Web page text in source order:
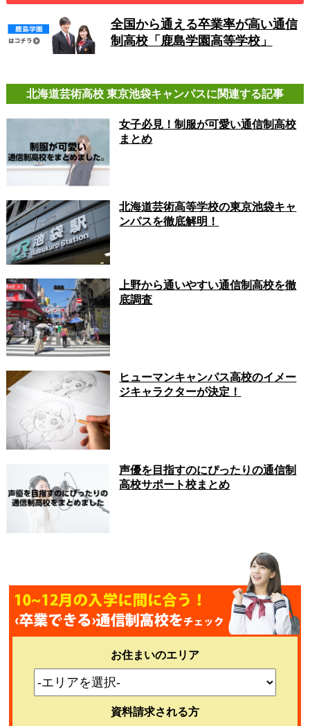
全国から通える卒業率が高い通信
制高校「鹿島学園高等学校」
北海道芸術高校 東京池袋キャンパスに関連する記事
女子必見！制服が可愛い通信制高校
まとめ
北海道芸術高等学校の東京池袋キャ
ンパスを徹底解明！
上野から通いやすい通信制高校を徹
底調査
ヒューマンキャンパス高校のイメー
ジキャラクターが決定！
声優を目指すのにぴったりの通信制
高校サポート校まとめ
お住まいのエリア
資料請求される方